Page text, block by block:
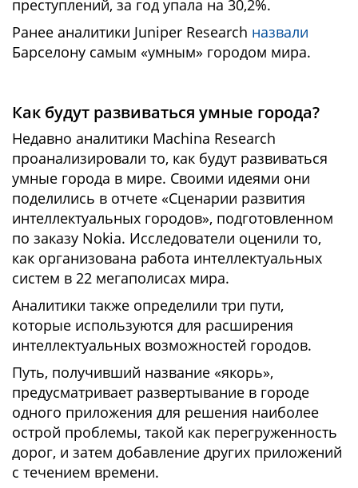
преступлений, за год упала на 30,2%.
Ранее аналитики Juniper Research назвали
Барселону самым «умным» городом мира.
Как будут развиваться умные города?
Недавно аналитики Machina Research
проанализировали то, как будут развиваться
умные города в мире. Своими идеями они
поделились в отчете «Сценарии развития
интеллектуальных городов», подготовленном
по заказу Nokia. Исследователи оценили то,
как организована работа интеллектуальных
систем в 22 мегаполисах мира.
Аналитики также определили три пути,
которые используются для расширения
интеллектуальных возможностей городов.
Путь, получивший название «якорь»,
предусматривает развертывание в городе
одного приложения для решения наиболее
острой проблемы, такой как перегруженность
дорог, и затем добавление других приложений
с течением времени.